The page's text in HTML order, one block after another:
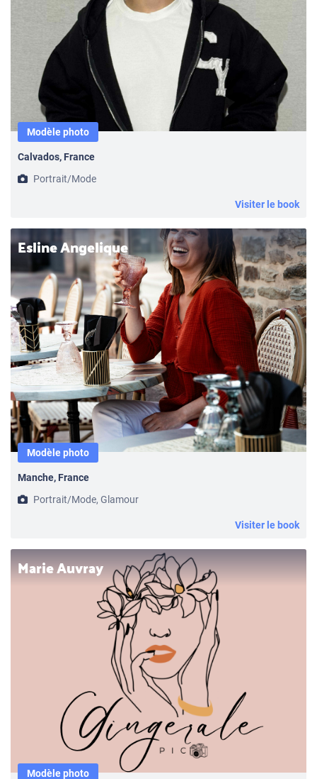
Modèle photo
Calvados, France
Portrait/Mode
Visiter le book
Esline Angelique
Modèle photo
Manche, France
Portrait/Mode, Glamour
Visiter le book
Marie Auvray
Modèle photo